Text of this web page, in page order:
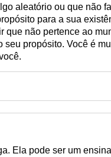
aleatório ou que não
para a sua
que não pertence ao
propósito. Você é
Ela pode ser um